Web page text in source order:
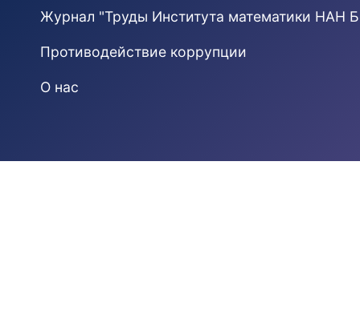
Журнал "Труды Института математики НАН
Противодействие коррупции
О нас